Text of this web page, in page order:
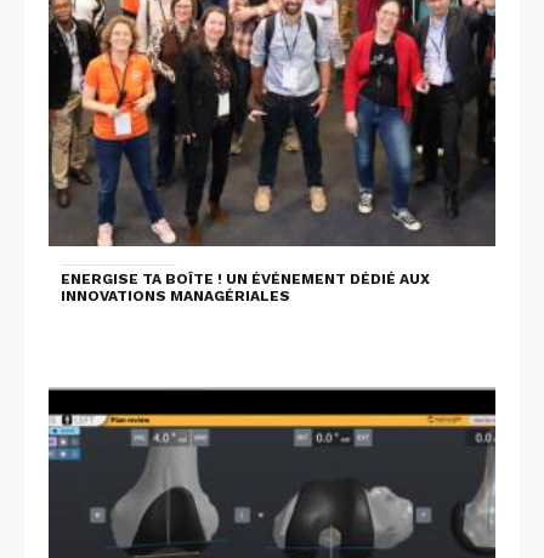
ENERGISE TA BOÎTE ! UN ÉVÉNEMENT DÉDIÉ AUX
INNOVATIONS MANAGÉRIALES